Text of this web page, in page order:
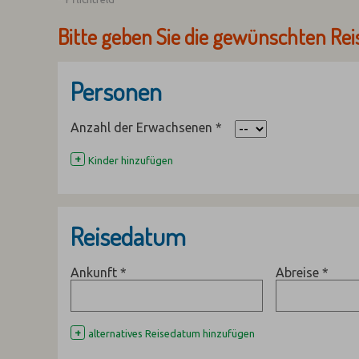
Bitte geben Sie die gewünschten
Personen
Anzahl der Erwachsenen *
+ Kinder hinzufügen
Reisedatum
Ankunft * Abreise *
+ alternatives Reisedatum hinzufügen